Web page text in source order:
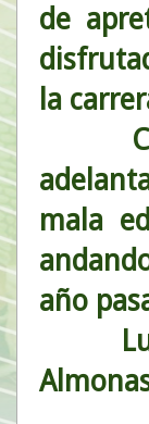
de
la
mala
año